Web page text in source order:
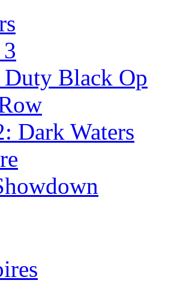
Black Op
Dark Waters